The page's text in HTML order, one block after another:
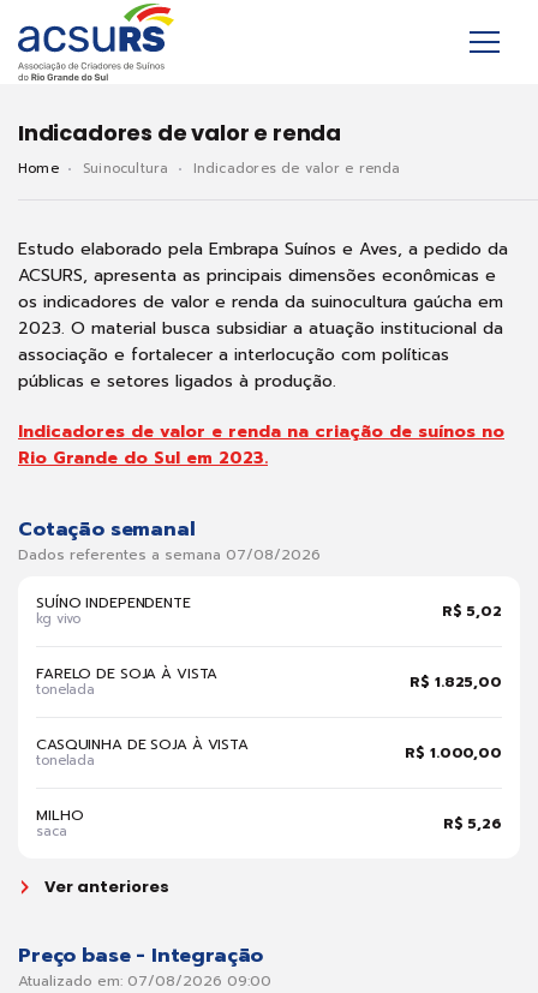
Indicadores de valor e renda
Home Suinocultura Indicadores de valor e renda
Estudo elaborado pela Embrapa Suínos e Aves, a pedido da
ACSURS, apresenta as principais dimensões econômicas e
os indicadores de valor e renda da suinocultura gaúcha em
2023. O material busca subsidiar a atuação institucional da
associação e fortalecer a interlocução com políticas
públicas e setores ligados à produção.
Indicadores de valor e renda na criação de suínos no
Rio Grande do Sul em 2023.
Cotação semanal
Dados referentes a semana 07/08/2026
SUÍNO INDEPENDENTE
kg vivo R$ 5,02
FARELO DE SOJA À VISTA
tonelada R$ 1.825,00
CASQUINHA DE SOJA À VISTA
tonelada R$ 1.000,00
MILHO
saca R$ 5,26
Ver anteriores
Preço base - Integração
Atualizado em: 07/08/2026 09:00